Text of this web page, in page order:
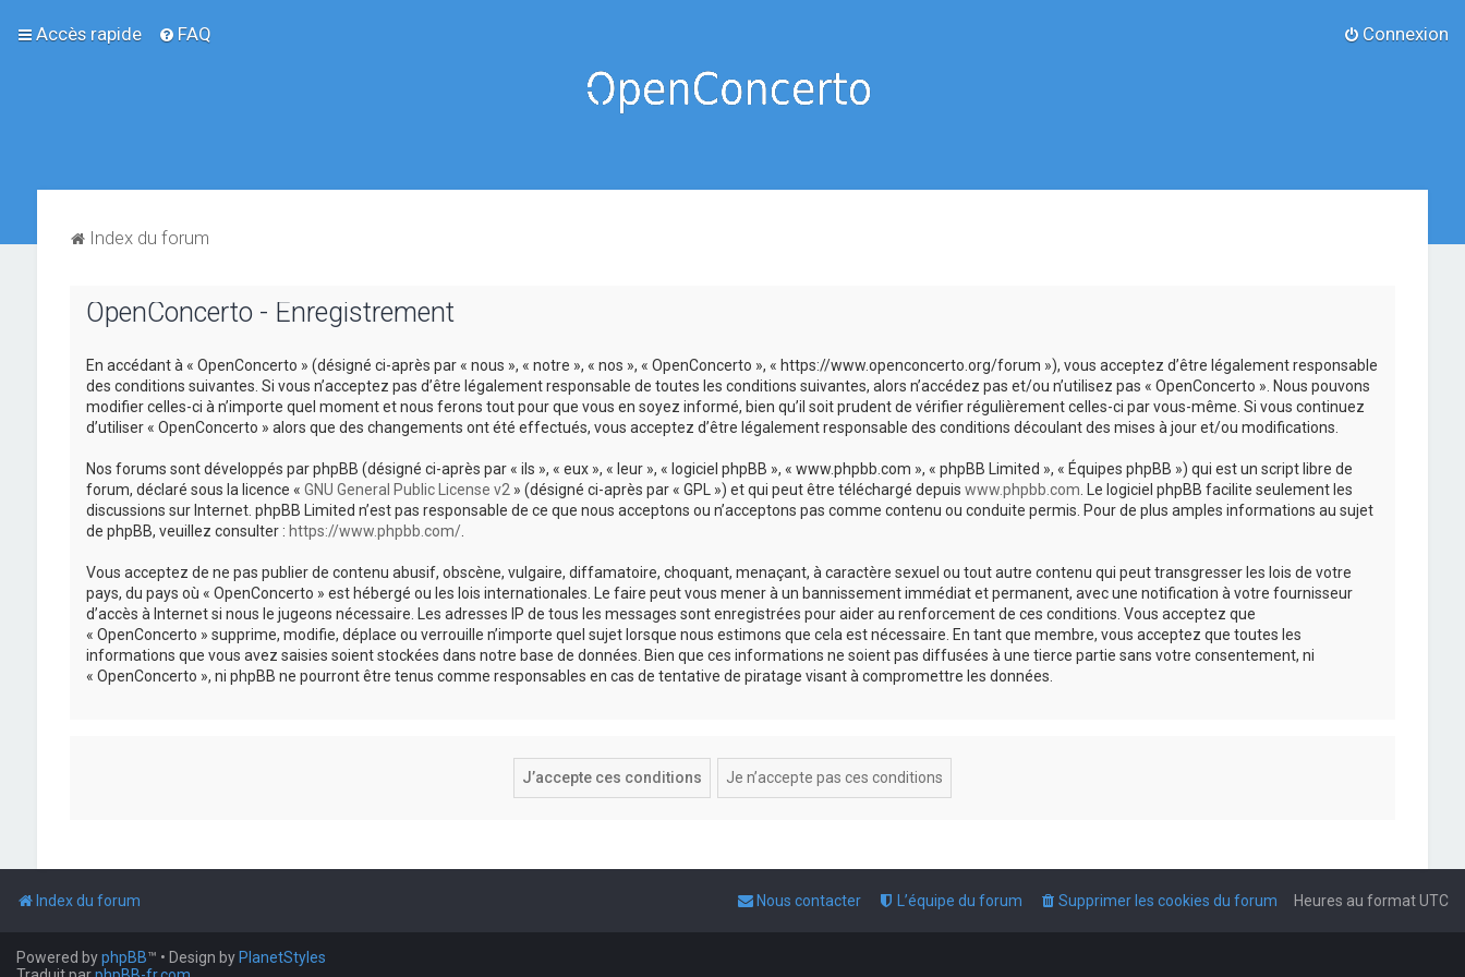
Accès rapide FAQ Connexion
Index du forum
OpenConcerto - Enregistrement
En accédant à « OpenConcerto » (désigné ci-après par « nous », « notre », « nos », « OpenConcerto », « https://www.openconcerto.org/forum »), vous acceptez d’être légalement responsable
des conditions suivantes. Si vous n’acceptez pas d’être légalement responsable de toutes les conditions suivantes, alors n’accédez pas et/ou n’utilisez pas « OpenConcerto ». Nous pouvons
modifier celles-ci à n’importe quel moment et nous ferons tout pour que vous en soyez informé, bien qu’il soit prudent de vérifier régulièrement celles-ci par vous-même. Si vous continuez
d’utiliser « OpenConcerto » alors que des changements ont été effectués, vous acceptez d’être légalement responsable des conditions découlant des mises à jour et/ou modifications.
Nos forums sont développés par phpBB (désigné ci-après par « ils », « eux », « leur », « logiciel phpBB », « www.phpbb.com », « phpBB Limited », « Équipes phpBB ») qui est un script libre de
forum, déclaré sous la licence « GNU General Public License v2 » (désigné ci-après par « GPL ») et qui peut être téléchargé depuis www.phpbb.com . Le logiciel phpBB facilite seulement les
discussions sur Internet. phpBB Limited n’est pas responsable de ce que nous acceptons ou n’acceptons pas comme contenu ou conduite permis. Pour de plus amples informations au sujet
de phpBB, veuillez consulter : https://www.phpbb.com/.
Vous acceptez de ne pas publier de contenu abusif, obscène, vulgaire, diffamatoire, choquant, menaçant, à caractère sexuel ou tout autre contenu qui peut transgresser les lois de votre
pays, du pays où « OpenConcerto » est hébergé ou les lois internationales. Le faire peut vous mener à un bannissement immédiat et permanent, avec une notification à votre fournisseur
d’accès à Internet si nous le jugeons nécessaire. Les adresses IP de tous les messages sont enregistrées pour aider au renforcement de ces conditions. Vous acceptez que
« OpenConcerto » supprime, modifie, déplace ou verrouille n’importe quel sujet lorsque nous estimons que cela est nécessaire. En tant que membre, vous acceptez que toutes les
informations que vous avez saisies soient stockées dans notre base de données. Bien que ces informations ne soient pas diffusées à une tierce partie sans votre consentement, ni
« OpenConcerto », ni phpBB ne pourront être tenus comme responsables en cas de tentative de piratage visant à compromettre les données.
Index du forum Heures au formatUTC
Supprimer les cookies du forum
L’équipe du forum
Nous contacter
Powered byphpBB™ • Design by PlanetStyles